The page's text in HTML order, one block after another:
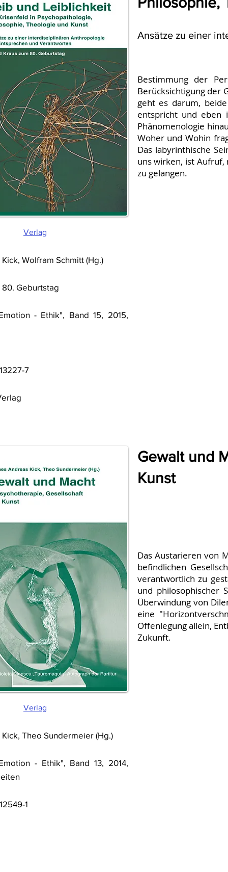
Ansätze zu einer
Bestimmung der
Berücksichtigung der
geht es darum,
entspricht und eben
Phänomenologie
Woher und Wohin
Das labyrinthische
uns wirken, ist Aufruf,
zu gelangen.
Verlag
Wolfram Schmitt (Hg.)
Geburtstag
- Ethik", Band 15, 2015,
7
Gewalt und
Kunst
Das Austarieren von
befindlichen
verantwortlich zu
und philosophischer
Überwindung von
eine
Offenlegung allein,
Zukunft.
Verlag
Theo Sundermeier (Hg.)
- Ethik", Band 13, 2014,
1